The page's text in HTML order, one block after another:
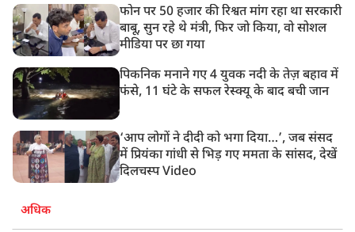
फोन पर 50 हजार की रिश्वत मांग रहा था सरकारी
बाबू, सुन रहे थे मंत्री, फिर जो किया, वो सोशल
मीडिया पर छा गया
पिकनिक मनाने गए 4 युवक नदी के तेज़ बहाव में
फंसे, 11 घंटे के सफल रेस्क्यू के बाद बची जान
‘आप लोगों ने दीदी को भगा दिया…’, जब संसद
में प्रियंका गांधी से भिड़ गए ममता के सांसद, देखें
दिलचस्प Video
अधिक